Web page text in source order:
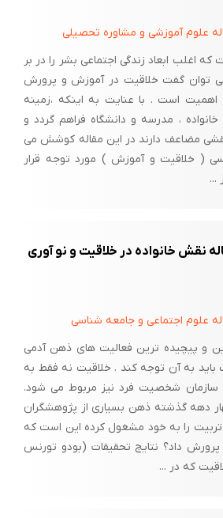
خلاقیت
خلاقیت چند عنصر را به سادگی نمی­توان
این گونه عناصر بیش از همه نیازمند
و به ویژه مدرسه هستند. علت نیز این است
شگرف و محسوسی بر آنها نمی­گذارد:
و پذیرش خطر نمونه­هایی این گروه به
در مدت کوتاهی می­توانیم این ویژگی­های
ما با رعایت این ملاحظات به شیوه­های
اشاره می­کنیم که قادر به زمینه
هستند:
مستقل از نظر مفهومی جدا از یکدیگر
سکه­اند. اراده مستقل در کنار اعتماد به
به نفس نیز با یاری اراده مستقل بروز و
ما آنها را در ارتباط با هم مطرح می­کنیم.
علوم آموزشی و مشاوره تحصیلی
اغلب ابعاد زندگی اجتماعی بشر را در بر
توان گفت خلاقیت در آموزش و پرورش
اهمیت است . با عنایت به اینکه ،زمینه
، مدرسه و دانشگاه فراهم گردد و
مضاعف دارند در این مقاله کوشش می
( خلاقیت و آموزش ) مورد توجه قرار
...
نقش خانواده در خلاقیت و نو آوری
علوم اجتماعی و جامعه شناسی
و پیچیده ترین فعالیت های ذهن آدمی
به آن توجه کند . خلاقیت نه فقط به
شخصیت فرد نیز مربوط می شود.
دهه گذشته ذهن بسیاری از پژوهشگران
تربیت را به خود مشغول کرده این است که
پرورش داد؟ نتایج تحقیقات (بودو تورنس
که در ...